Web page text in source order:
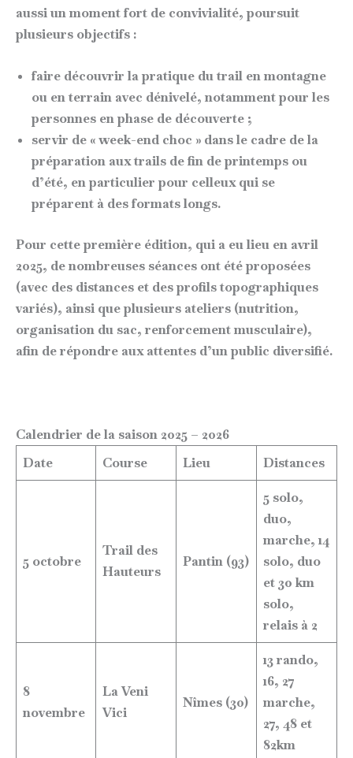
aussi un moment fort de convivialité, poursuit
plusieurs objectifs :
faire découvrir la pratique du trail en montagne
ou en terrain avec dénivelé, notamment pour les
personnes en phase de découverte ;
servir de « week-end choc » dans le cadre de la
préparation aux trails de fin de printemps ou
d’été, en particulier pour celleux qui se
préparent à des formats longs.
Pour cette première édition, qui a eu lieu en avril
2025, de nombreuses séances ont été proposées
(avec des distances et des profils topographiques
variés), ainsi que plusieurs ateliers (nutrition,
organisation du sac, renforcement musculaire),
afin de répondre aux attentes d’un public diversifié.
Calendrier de la saison 2025 – 2026
Date
Course Lieu Distances
5 octobre
Trail des
Hauteurs
Pantin (93)
5 solo,
duo,
marche, 14
solo, duo
et 30 km
solo,
relais à 2
8
novembre
La Veni
Vici
Nîmes (30)
13 rando,
16, 27
marche,
27, 48 et
82km